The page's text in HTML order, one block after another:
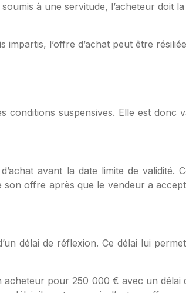
à une servitude, l’acheteur doit
impartis, l’offre d’achat peut être
conditions suspensives. Elle est donc
avant la date limite de validité.
son offre après que le vendeur a
délai de réflexion. Ce délai lui
pour 250 000 € avec un délai